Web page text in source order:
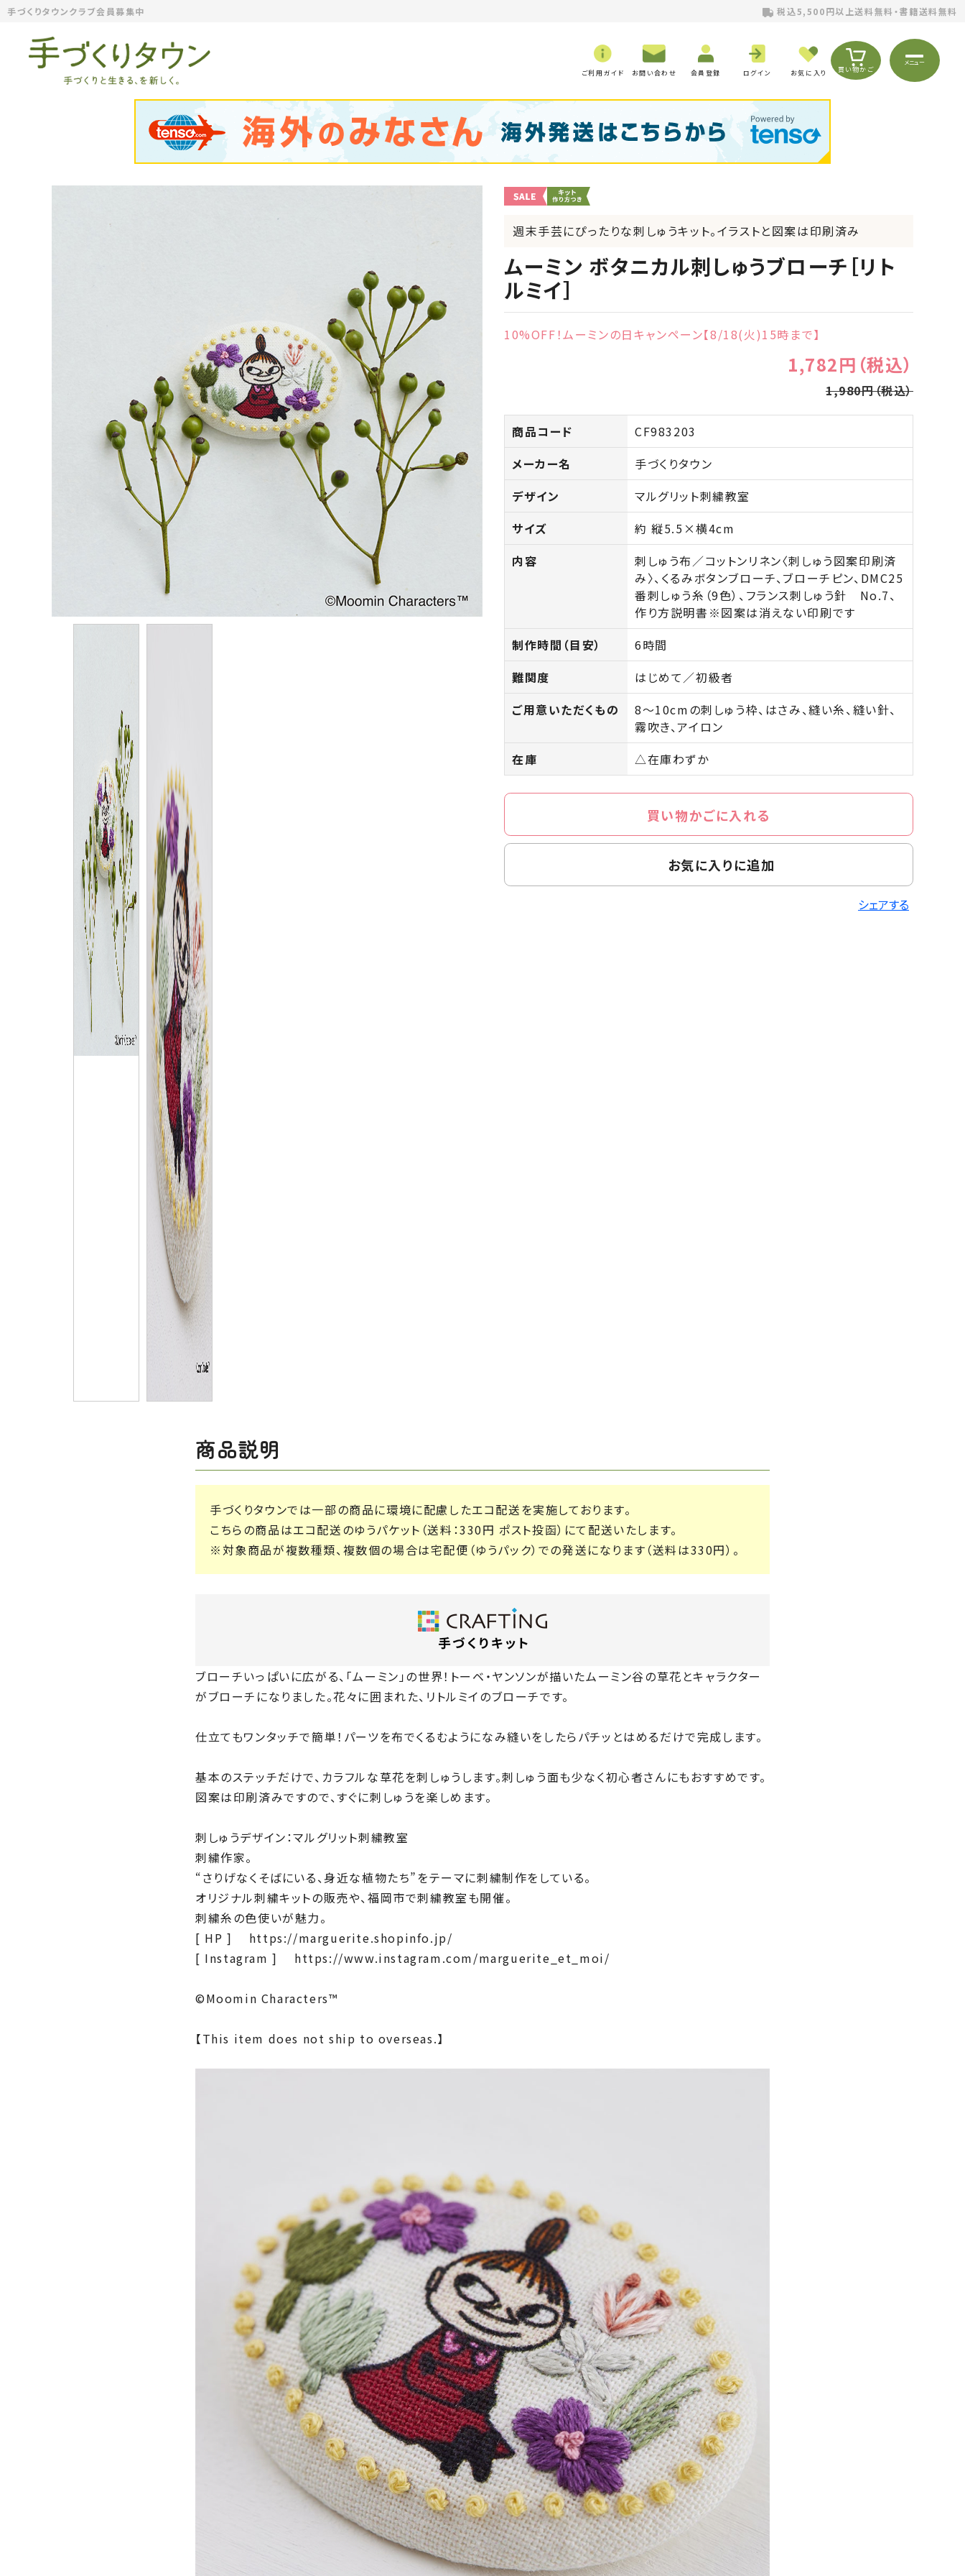
手づくりタウンクラブ会員募集中 税込5,500円以上送料無料・書籍送料無料
ご利用ガイド お問い合わせ 会員登録 ログイン お気に入り 買い物かご
メニュー
週末手芸にぴったりな刺しゅうキット。イラストと図案は印刷済み
ムーミン ボタニカル刺しゅうブローチ［リト
ルミイ］
10%OFF！ムーミンの日キャンペーン【8/18(火)15時まで】
1,782円（税込）
1,980円（税込）
商品コード
CF983203
メーカー名
手づくりタウン
デザイン
マルグリット刺繍教室
サイズ
約 縦5.5×横4cm
内容
刺しゅう布／コットンリネン〈刺しゅう図案印刷済
み〉、くるみボタンブローチ、ブローチピン、DMC25
番刺しゅう糸（9色）、フランス刺しゅう針 No.7、
作り方説明書 ※図案は消えない印刷です
制作時間（目安）
6時間
難関度
はじめて／初級者
ご用意いただくもの
8～10cmの刺しゅう枠、はさみ、縫い糸、縫い針、
霧吹き、アイロン
在庫
△在庫わずか
買い物かごに入れる
お気に入りに追加
シェアする
商品説明
手づくりタウンでは一部の商品に環境に配慮したエコ配送を実施しております。
こちらの商品はエコ配送のゆうパケット（送料：330円 ポスト投函）にて配送いたします。
※対象商品が複数種類、複数個の場合は宅配便（ゆうパック）での発送になります（送料は330円）。
ブローチいっぱいに広がる、「ムーミン」の世界！トーベ・ヤンソンが描いたムーミン谷の草花とキャラクター
がブローチになりました。花々に囲まれた、リトルミイのブローチです。
仕立てもワンタッチで簡単！パーツを布でくるむようになみ縫いをしたらパチッとはめるだけで完成します。
基本のステッチだけで、カラフルな草花を刺しゅうします。刺しゅう面も少なく初心者さんにもおすすめです。
図案は印刷済みですので、すぐに刺しゅうを楽しめます。
刺しゅうデザイン：マルグリット刺繍教室
刺繍作家。
“さりげなくそばにいる、身近な植物たち”をテーマに刺繍制作をしている。
オリジナル刺繍キットの販売や、福岡市で刺繍教室も開催。
刺繍糸の色使いが魅力。
[ HP ] https://marguerite.shopinfo.jp/
[ Instagram ] https://www.instagram.com/marguerite_et_moi/
©Moomin Characters™
【This item does not ship to overseas.】